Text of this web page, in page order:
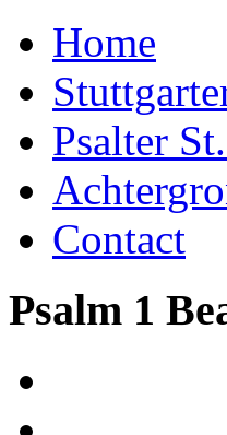
Home
Psalter
Contact
Psalm 1